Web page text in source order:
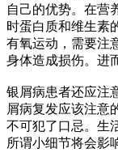
自己的优势。在营
时蛋白质和维生素
有氧运动，需要注
身体造成损伤。进
银屑病患者还应注
屑病复发应该注意
不可犯了口忌。生
所谓小细节将会影